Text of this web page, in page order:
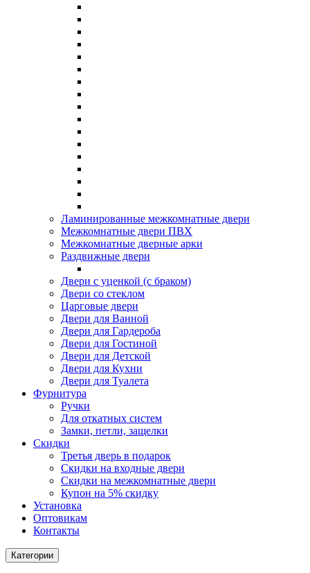
Ламинированные межкомнатные двери
Межкомнатные двери ПВХ
Межкомнатные дверные арки
Раздвижные двери
Двери с уценкой (с браком)
Двери со стеклом
Царговые двери
Двери для Ванной
Двери для Гардероба
Двери для Гостиной
Двери для Детской
Двери для Кухни
Двери для Туалета
Фурнитура
Ручки
Для откатных систем
Замки, петли, защелки
Скидки
Третья дверь в подарок
Скидки на входные двери
Скидки на межкомнатные двери
Купон на 5% скидку
Установка
Оптовикам
Контакты
Категории